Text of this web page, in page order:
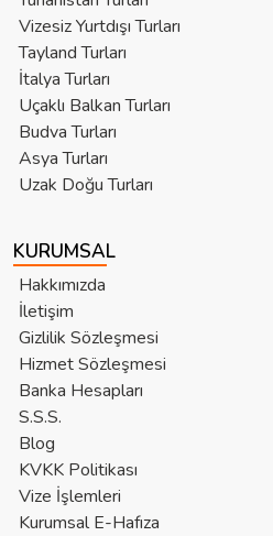
Vizesiz Yurtdışı Turları
Tayland Turları
İtalya Turları
Uçaklı Balkan Turları
Budva Turları
Asya Turları
Uzak Doğu Turları
KURUMSAL
Hakkımızda
İletişim
Gizlilik Sözleşmesi
Hizmet Sözleşmesi
Banka Hesapları
S.S.S.
Blog
KVKK Politikası
Vize İşlemleri
Kurumsal E-Hafıza